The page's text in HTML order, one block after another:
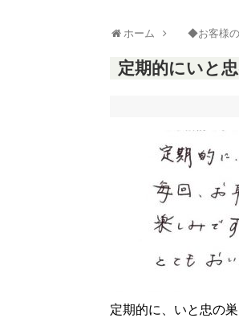
ホーム ◆お客様
定期的にいと
定期的に、いと忠の